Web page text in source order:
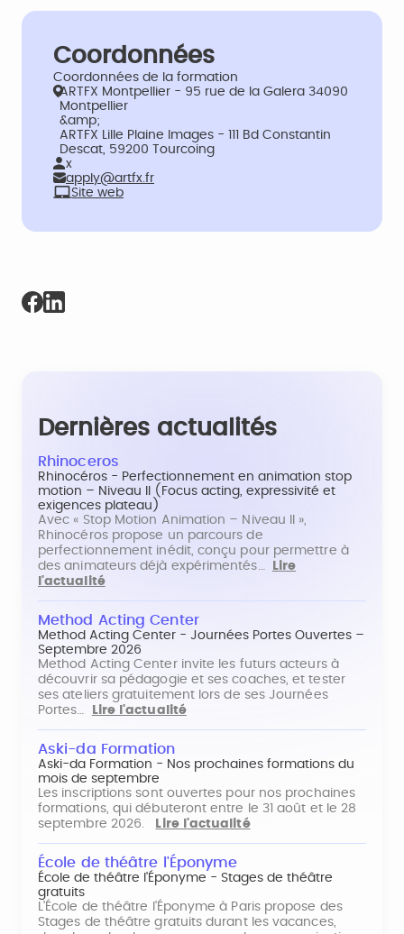
Coordonnées
Coordonnées de la formation
ARTFX Montpellier - 95 rue de la Galera 34090
Montpellier
&amp;
ARTFX Lille Plaine Images - 111 Bd Constantin
Descat, 59200 Tourcoing
x
apply@artfx.fr
Site web
Dernières actualités
Rhinoceros
Rhinocéros - Perfectionnement en animation stop
motion – Niveau II (Focus acting, expressivité et
exigences plateau)
Avec « Stop Motion Animation – Niveau II »,
Rhinocéros propose un parcours de
perfectionnement inédit, conçu pour permettre à
des animateurs déjà expérimentés…
Lire
l'actualité
Method Acting Center
Method Acting Center - Journées Portes Ouvertes –
Septembre 2026
Method Acting Center invite les futurs acteurs à
découvrir sa pédagogie et ses coaches, et tester
ses ateliers gratuitement lors de ses Journées
Portes…
Lire l'actualité
Aski-da Formation
Aski-da Formation - Nos prochaines formations du
mois de septembre
Les inscriptions sont ouvertes pour nos prochaines
formations, qui débuteront entre le 31 août et le 28
septembre 2026.
Lire l'actualité
École de théâtre l'Éponyme
École de théâtre l'Éponyme - Stages de théâtre
gratuits
L'École de théâtre l'Éponyme à Paris propose des
Stages de théâtre gratuits durant les vacances,